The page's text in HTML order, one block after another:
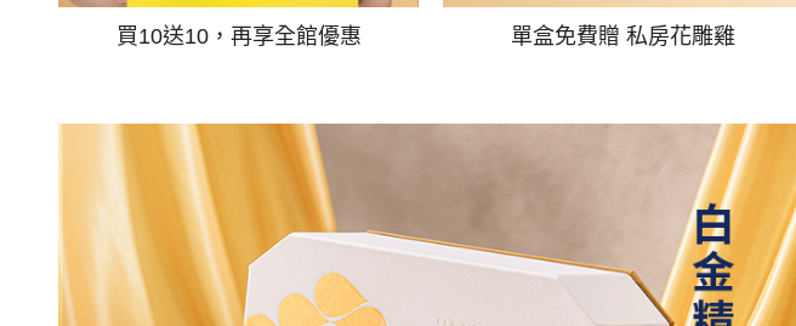
買10送10，再享全館優惠 單盒免費贈 私房花雕雞